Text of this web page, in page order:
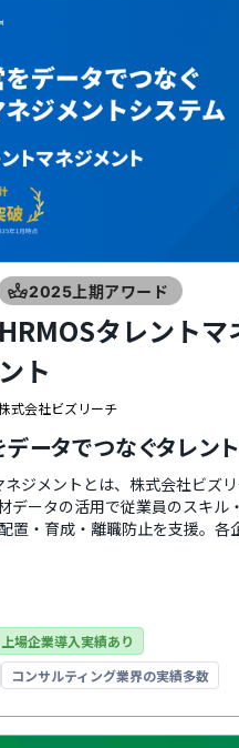
2025上期アワード
HRMOSタレントマ
ント
式会社ビズリーチ
ータでつなぐタレン
ネジメントとは、株式会社ビズ
データの活用で従業員のスキ
置・育成・離職防止を支援。
実現に向けて徹底的に伴走しま
ジションのマッチングをAIに
HRMOS採用やHRMOS勤怠との
上場企業導入実績あり
コンサルティング業界の実績多数